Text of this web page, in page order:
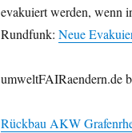
evakuiert werden, wenn
Rundfunk: Neue
umweltFAIRaendern.de
Rückbau AKW